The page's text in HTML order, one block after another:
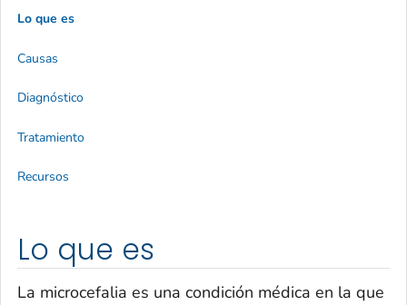
Lo que es
La microcefalia es una condición médica en la que
Lo que es
Causas
Diagnóstico
Tratamiento
Recursos